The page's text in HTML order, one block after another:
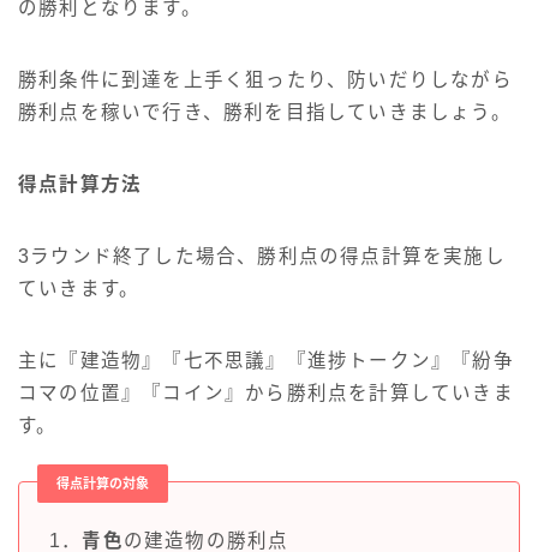
の勝利となります。
勝利条件に到達を上手く狙ったり、防いだりしながら
勝利点を稼いで行き、勝利を目指していきましょう。
得点計算方法
3ラウンド終了した場合、勝利点の得点計算を実施し
ていきます。
主に『建造物』『七不思議』『進捗トークン』『紛争
コマの位置』『コイン』から勝利点を計算していきま
す。
得点計算の対象
1．青色の建造物の勝利点